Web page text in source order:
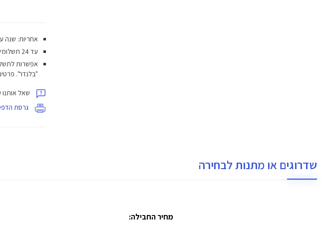
אחריות: שנה
עד 24 תשלומים ללא ריבית
אפשרות
"בלנדר".
שאל
גרסת
שדרוגים או מתנות לבחירה
מחיר החבילה: